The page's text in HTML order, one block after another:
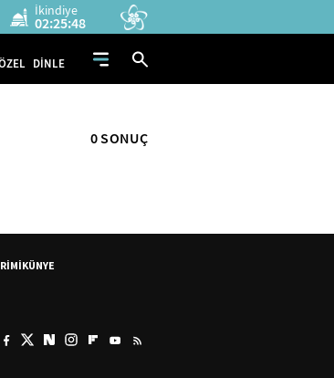
İkindiye
02:25:48
DİNLE
0 SONUÇ
KÜNYE